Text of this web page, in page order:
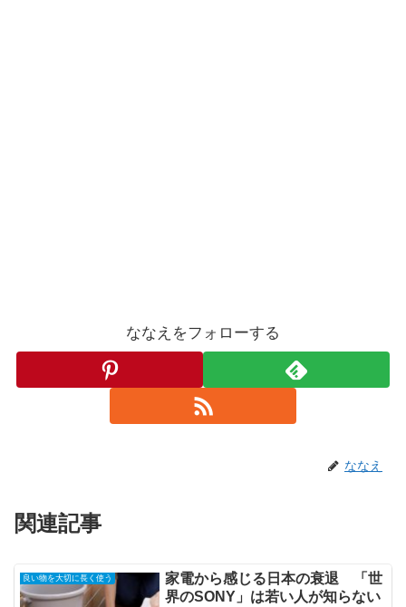
ななえをフォローする
ななえ
関連記事
良い物を大切に長く使う
家電から感じる日本の衰退 「世
界のSONY」は若い人が知らない